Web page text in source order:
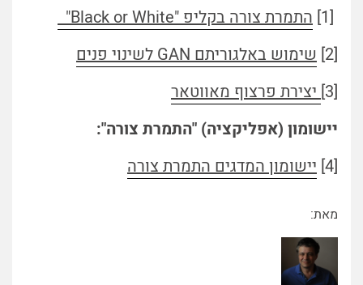
[1]
התמרת צורה בקליפ "Black or White"
[2]
שימוש באלגוריתם GAN לשינוי פנים
[3]
יצירת פרצוף מאווטאר
יישומון (אפליקציה) "התמרת צורה":
[4]
יישומון המדגים התמרת צורה
מאת: